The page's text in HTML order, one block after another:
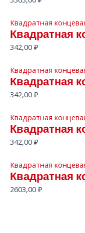
Квадратная
Квадратная
342,00 ₽
Квадратная
Квадратная
342,00 ₽
Квадратная
Квадратная
342,00 ₽
Квадратная
Квадратная
2603,00 ₽